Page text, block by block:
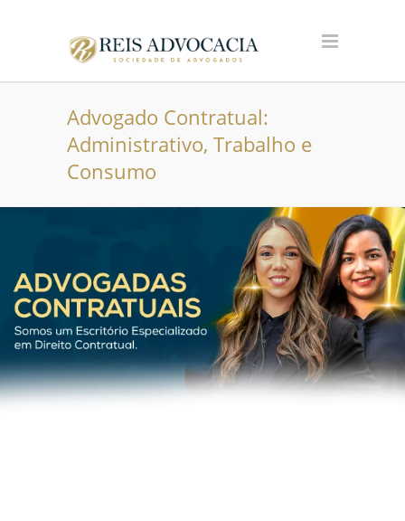
Advogado Contratual:
Administrativo, Trabalho e
Consumo